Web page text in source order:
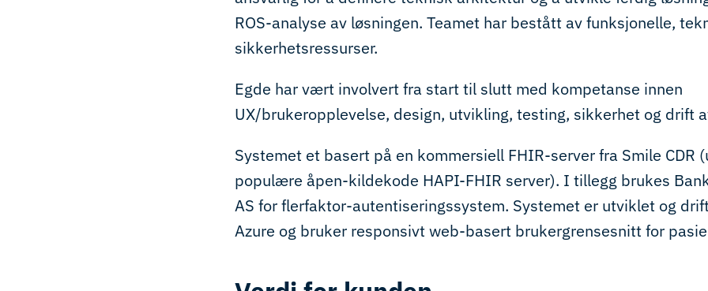
ROS-analyse av løsningen. Teamet har bestått av funksjonelle,
sikkerhetsressurser.
Egde har vært involvert fra start til slutt med kompetanse innen
UX/brukeropplevelse, design, utvikling, testing, sikkerhet og drift
Systemet et basert på en kommersiell FHIR-server fra Smile CDR
populære åpen-kildekode HAPI-FHIR server). I tillegg brukes
AS for flerfaktor-autentiseringssystem. Systemet er utviklet og
Azure og bruker responsivt web-basert brukergrensesnitt for